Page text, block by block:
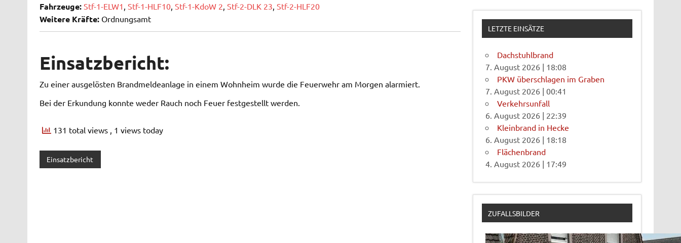
Fahrzeuge: Stf-1-ELW1 , Stf-1-HLF10, Stf-1-KdoW 2, Stf-2-DLK 23, Stf-2-HLF20
Weitere Kräfte:Ordnungsamt
Einsatzbericht:
Zu einer ausgelösten Brandmeldeanlage in einem Wohnheim wurde die Feuerwehr am Morgen alarmiert.
Bei der Erkundung konnte weder Rauch noch Feuer festgestellt werden.
131 total views , 1 views today
Einsatzbericht
LETZTE EINSÄTZE
Dachstuhlbrand
7. August 2026 | 18:08
PKW überschlagen im Graben
7. August 2026 |00:41
Verkehrsunfall
6. August 2026 | 22:39
Kleinbrand in Hecke
6. August 2026 | 18:18
Flächenbrand
4. August 2026 | 17:49
ZUFALLSBILDER